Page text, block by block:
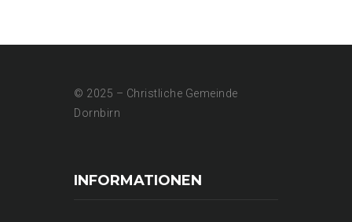
© 2025 – Christliche Gemeinde
Dornbirn
INFORMATIONEN